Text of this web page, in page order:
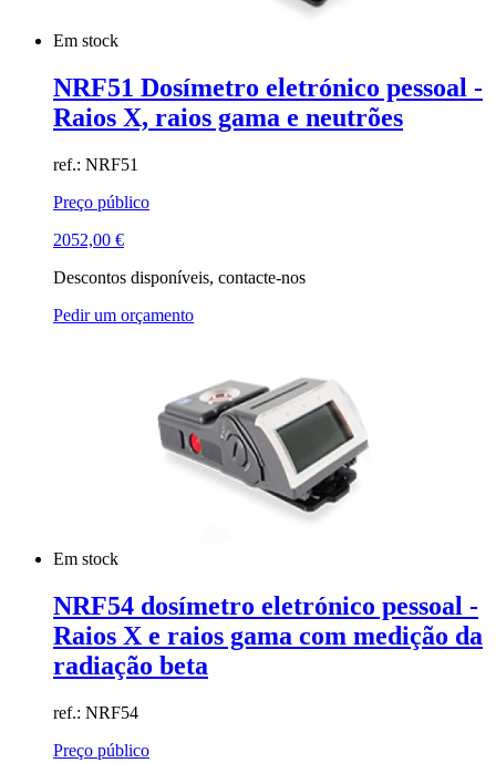
Em stock
NRF51 Dosímetro eletrónico pessoal -
Raios X, raios gama e neutrões
ref.: NRF51
Preço público
2052,00 €
Descontos disponíveis, contacte-nos
Pedir um orçamento
Em stock
NRF54 dosímetro eletrónico pessoal -
Raios X e raios gama com medição da
radiação beta
ref.: NRF54
Preço público